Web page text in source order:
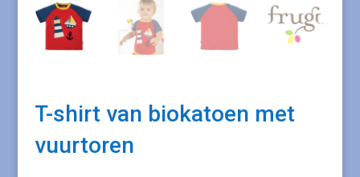
T-shirt van biokatoen met
vuurtoren